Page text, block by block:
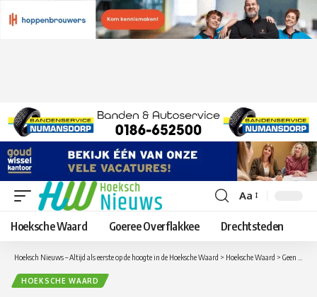
Lettergrootte
aanpassen
Aa
Hoeksche Waard Goeree Overflakkee Drechtsteden
Hoeksch Nieuws – Altijd als eerste op de hoogte in de Hoeksche Waard > Hoeksche Waard > Geen premium artikelen, onze berichten zijn altijd gratis zonder account te lezen, Bent u al geabonneerd op onze dagelijkse nieuwsbrief?
HOEKSCHE WAARD